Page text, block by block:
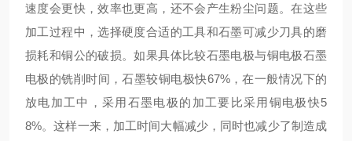
速度会更快，效率也更高，还不会产生粉尘问题。在这些
加工过程中，选择硬度合适的工具和石墨可减少刀具的磨
损耗和铜公的破损。如果具体比较石墨电极与铜电极石墨
电极的铣削时间，石墨较铜电极快67%，在一般情况下的
放电加工中，采用石墨电极的加工要比采用铜电极快5
8%。这样一来，加工时间大幅减少，同时也减少了制造成